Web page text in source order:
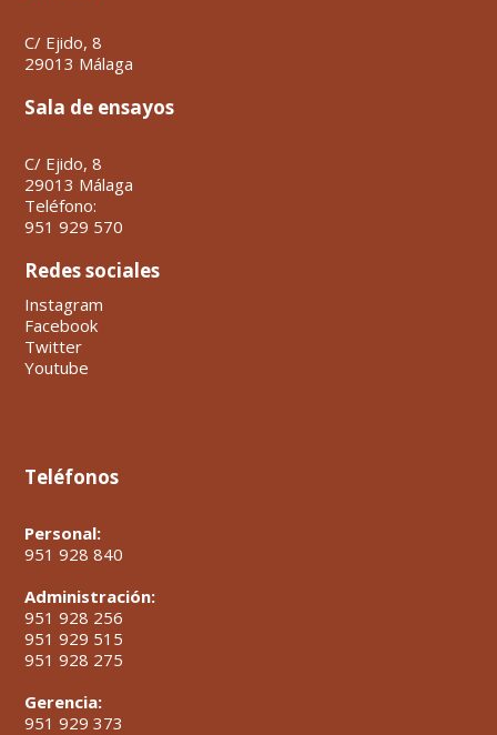
C/ Ejido, 8
29013 Málaga
Sala de ensayos
C/ Ejido, 8
29013 Málaga
Teléfono:
951 929 570
Redes sociales
Instagram
Facebook
Twitter
Youtube
Teléfonos
Personal:
951 928 840
Administración:
951 928 256
951 929 515
951 928 275
Gerencia:
951 929 373